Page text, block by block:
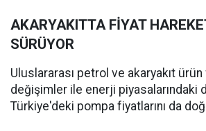
AKARYAKITTA FİYAT
SÜRÜYOR
Uluslararası petrol ve akaryakıt ürün
değişimler ile enerji piyasalarındaki
Türkiye'deki pompa fiyatlarını da